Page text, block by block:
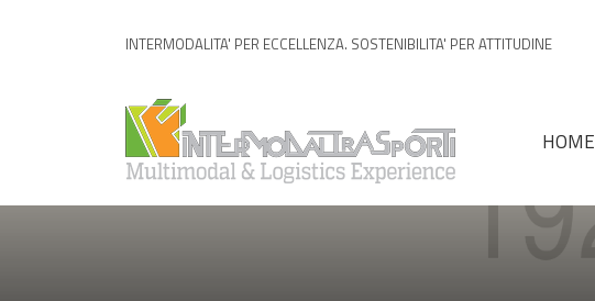
INTERMODALITA' PER ECCELLENZA. SOSTENIBILITA' PER ATTITUDINE
HOME